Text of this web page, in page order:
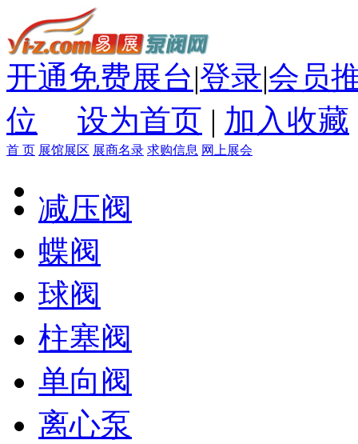
开通免费展台|登录|会员
位
设为首页 | 加入收藏
首 页 展馆展区 展商名录 求购信息 网上展会
减压阀
蝶阀
球阀
柱塞阀
单向阀
离心泵